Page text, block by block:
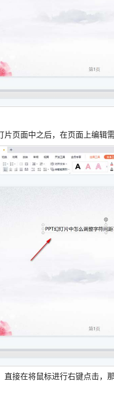
片页面中之后，在页面上编辑
直接在将鼠标进行右键点击，